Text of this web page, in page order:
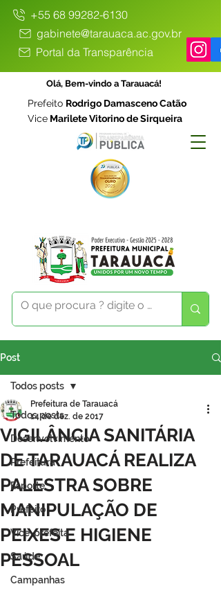
+55 68 99282-6130
gabinete@tarauaca.ac.gov.br
Portal da Transparência
Olá, Bem-vindo a Tarauacá!
Prefeito Rodrigo Damasceno Catão
Vice Marilete Vitorino de Sirqueira
Post
Todos posts
Desenvolvimento
Prefeitura
Esporte
Prefeito
Vice-prefeita
Saúde
Campanhas
Todos posts
VIGILÂNCIA SANITÁRIA
DE TARAUACÁ REALIZA
PALESTRA SOBRE
MANIPULAÇÃO DE
PEIXES E HIGIENE
PESSOAL
Prefeitura de Tarauacá
14 de dez. de 2017